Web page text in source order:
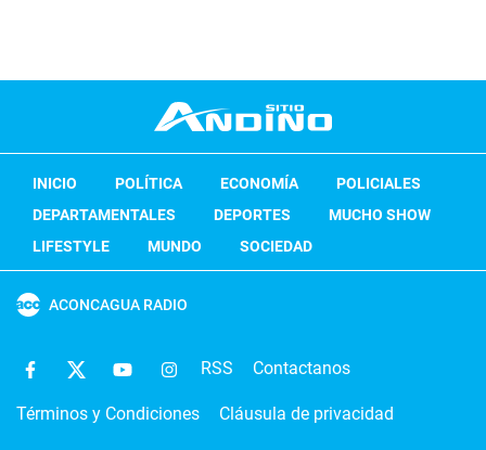
INICIO POLÍTICA ECONOMÍA
POLICIALES
DEPARTAMENTALES
DEPORTES
MUCHO SHOW
LIFESTYLE
MUNDO SOCIEDAD
ACONCAGUA RADIO
RSS Contactanos
Términos y Condiciones Cláusula de privacidad